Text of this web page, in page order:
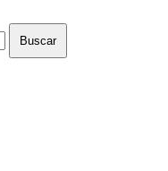
Buscar